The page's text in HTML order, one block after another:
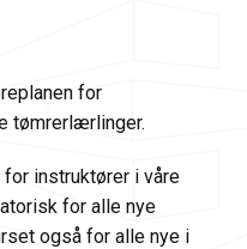
for
tømrerlærlinger.
instruktører i våre
for alle nye
også for alle nye i